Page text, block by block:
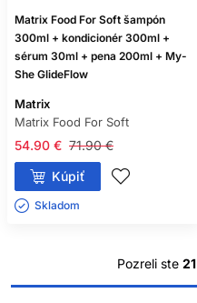
Matrix Food For Soft šampón
300ml + kondicionér 300ml +
sérum 30ml + pena 200ml + My-
She GlideFlow
Matrix
Matrix Food For Soft
71.90 €
54.90 €
Kúpiť
Skladom ㅤ
Pozreli ste 21